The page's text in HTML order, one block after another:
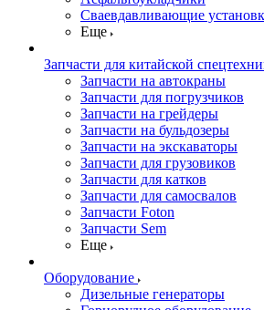
Сваевдавливающие
Еще
Запчасти для китайской
Запчасти на автокраны
Запчасти для погрузчиков
Запчасти на грейдеры
Запчасти на бульдозеры
Запчасти на экскаваторы
Запчасти для грузовиков
Запчасти для катков
Запчасти для самосвалов
Запчасти Foton
Запчасти Sem
Еще
Оборудование
Дизельные генераторы